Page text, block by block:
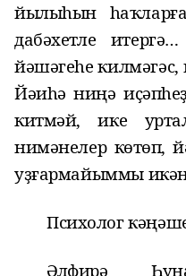
йылыһын
дабәхетле
йәшәгеһе
Йәиһә ниңә
китмәй, ике
нимәнелер көтөп,
уҙғармайыммы
Психолог
Әлфирә